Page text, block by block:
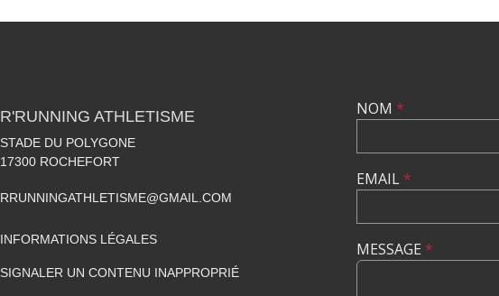
R'RUNNING ATHLETISME
STADE DU POLYGONE
17300 ROCHEFORT
RRUNNINGATHLETISME@GMAIL.COM
INFORMATIONS LÉGALES
SIGNALER UN CONTENU INAPPROPRIÉ
NOM *
EMAIL*
MESSAGE *